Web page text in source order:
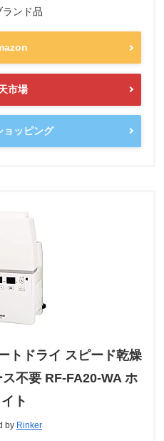
ランド品
市場
ッピング
トドライ スピード乾燥
不要 RF-FA20-WA ホ
ト
by Rinker